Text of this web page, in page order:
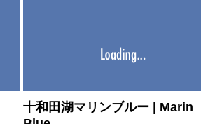
十和田湖マリンブルー | Marin